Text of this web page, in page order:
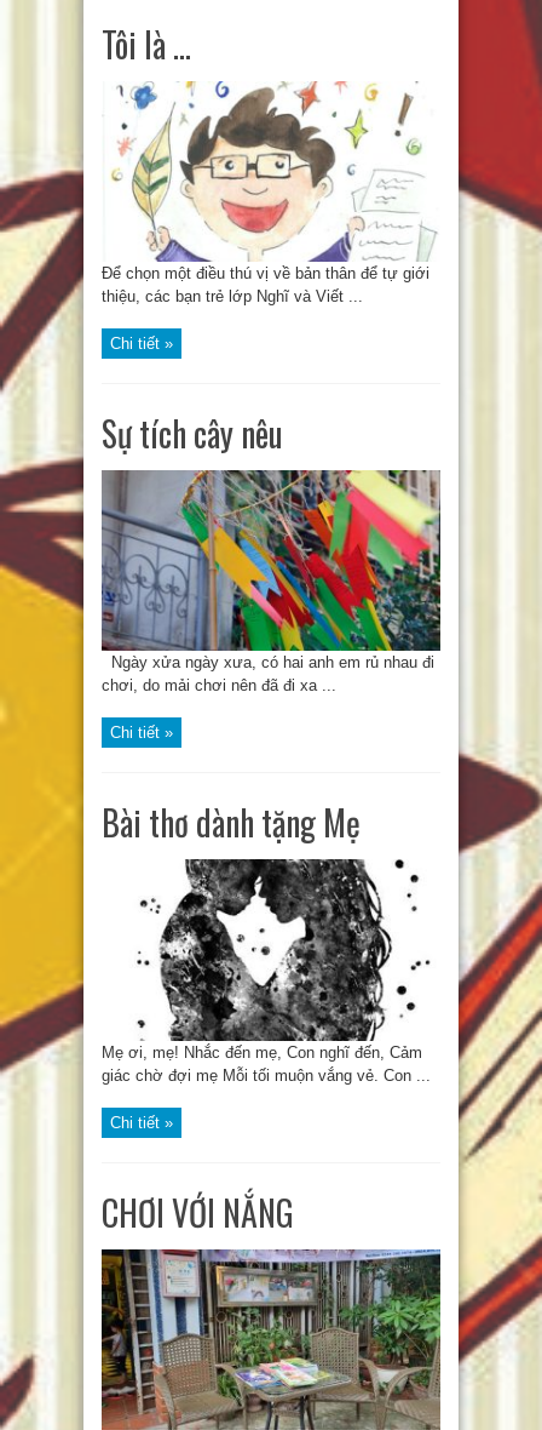
Tôi là …
Để chọn một điều thú vị về bản thân để tự giới
thiệu, các bạn trẻ lớp Nghĩ và Viết ...
Chi tiết »
Sự tích cây nêu
Ngày xửa ngày xưa, có hai anh em rủ nhau đi
chơi, do mải chơi nên đã đi xa ...
Chi tiết »
Bài thơ dành tặng Mẹ
Mẹ ơi, mẹ! Nhắc đến mẹ, Con nghĩ đến, Cảm
giác chờ đợi mẹ Mỗi tối muộn vắng vẻ. Con ...
Chi tiết »
CHƠI VỚI NẮNG